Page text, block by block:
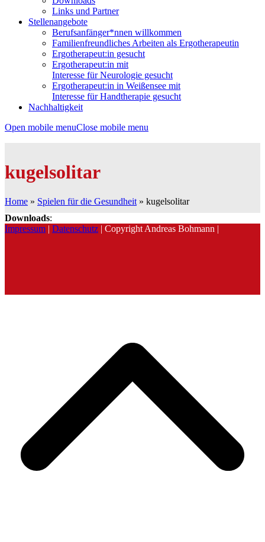
Links und Partner
Stellenangebote
Berufsanfänger*nnen willkommen
Familienfreundliches Arbeiten als Ergotherapeutin
Ergotherapeut:in gesucht
Ergotherapeut:in mit
Interesse für Neurologie gesucht
Ergotherapeut:in in Weißensee mit
Interesse für Handtherapie gesucht
Nachhaltigkeit
Open mobile menuClose mobile menu
kugelsolitar
Home » Spielen für die Gesundheit » kugelsolitar
Downloads:
Impressum | Datenschutz | Copyright Andreas Bohmann |